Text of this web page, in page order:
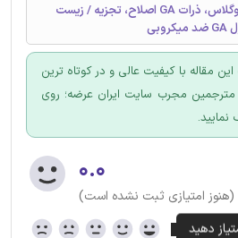
صمغ میکروگلاس عربی / نانوگلاس، ذرات GA اصلاح، تجزیه / زیست
مقاله با کیفیت عالی و در کوتاه ترین
مجرب سایت ایران عرضه؛ روی
۰.۰
(هنوز امتیازی ثبت نشده است)